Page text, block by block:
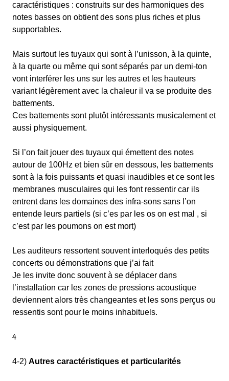
caractéristiques : construits sur des harmoniques des
notes basses on obtient des sons plus riches et plus
supportables.
Mais surtout les tuyaux qui sont à l’unisson, à la quinte,
à la quarte ou même qui sont séparés par un demi-ton
vont interférer les uns sur les autres et les hauteurs
variant légèrement avec la chaleur il va se produite des
battements.
Ces battements sont plutôt intéressants musicalement et
aussi physiquement.
Si l’on fait jouer des tuyaux qui émettent des notes
autour de 100Hz et bien sûr en dessous, les battements
sont à la fois puissants et quasi inaudibles et ce sont les
membranes musculaires qui les font ressentir car ils
entrent dans les domaines des infra-sons sans l’on
entende leurs partiels (si c’es par les os on est mal , si
c’est par les poumons on est mort)
Les auditeurs ressortent souvent interloqués des petits
concerts ou démonstrations que j’ai fait
Je les invite donc souvent à se déplacer dans
l’installation car les zones de pressions acoustique
deviennent alors très changeantes et les sons perçus ou
ressentis sont pour le moins inhabituels.
4
4-2) Autres caractéristiques et particularités